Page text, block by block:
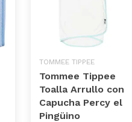
TOMMEE TIPPEE
Tommee Tippee
Toalla Arrullo con
Capucha Percy el
Pingüino